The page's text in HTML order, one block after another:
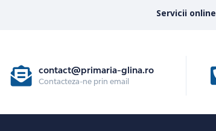
Servicii online
contact@primaria-glina.ro
Contacteza-ne prin email